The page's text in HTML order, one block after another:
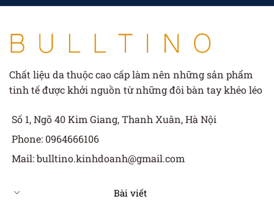
Chất liệu da thuộc cao cấp làm nên những sản phẩm
tinh tế được khởi nguồn từ những đôi bàn tay khéo léo
Số 1, Ngõ 40 Kim Giang, Thanh Xuân, Hà Nội
Phone: 0964666106
Mail: bulltino.kinhdoanh@gmail.com
Bài viết